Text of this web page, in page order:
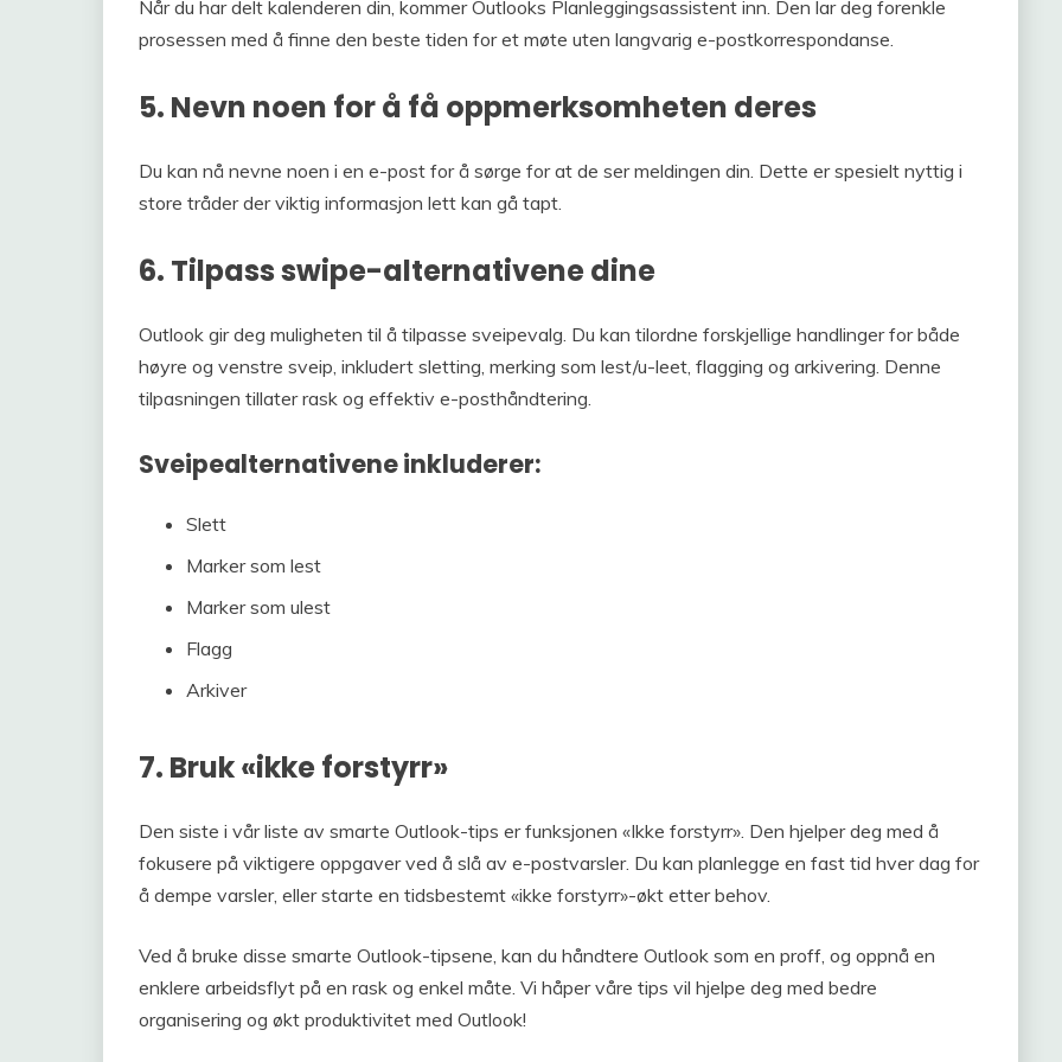
Når du har delt kalenderen din, kommer Outlooks Planleggingsassistent inn. Den lar deg forenkle
prosessen med å finne den beste tiden for et møte uten langvarig e-postkorrespondanse.
5. Nevn noen for å få oppmerksomheten deres
Du kan nå nevne noen i en e-post for å sørge for at de ser meldingen din. Dette er spesielt nyttig i
store tråder der viktig informasjon lett kan gå tapt.
6. Tilpass swipe-alternativene dine
Outlook gir deg muligheten til å tilpasse sveipevalg. Du kan tilordne forskjellige handlinger for både
høyre og venstre sveip, inkludert sletting, merking som lest/u-leet, flagging og arkivering. Denne
tilpasningen tillater rask og effektiv e-posthåndtering.
Sveipealternativene inkluderer:
Slett
Marker som lest
Marker som ulest
Flagg
Arkiver
7. Bruk «ikke forstyrr»
Den siste i vår liste av smarte Outlook-tips er funksjonen «Ikke forstyrr». Den hjelper deg med å
fokusere på viktigere oppgaver ved å slå av e-postvarsler. Du kan planlegge en fast tid hver dag for
å dempe varsler, eller starte en tidsbestemt «ikke forstyrr»-økt etter behov.
Ved å bruke disse smarte Outlook-tipsene, kan du håndtere Outlook som en proff, og oppnå en
enklere arbeidsflyt på en rask og enkel måte. Vi håper våre tips vil hjelpe deg med bedre
organisering og økt produktivitet med Outlook!